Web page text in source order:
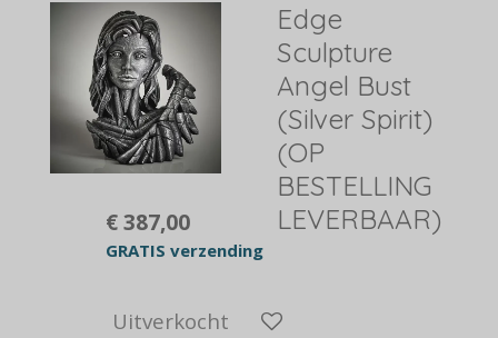
Edge
Sculpture
Angel Bust
(Silver Spirit)
(OP
BESTELLING
LEVERBAAR)
€ 387,00
GRATIS verzending
Uitverkocht